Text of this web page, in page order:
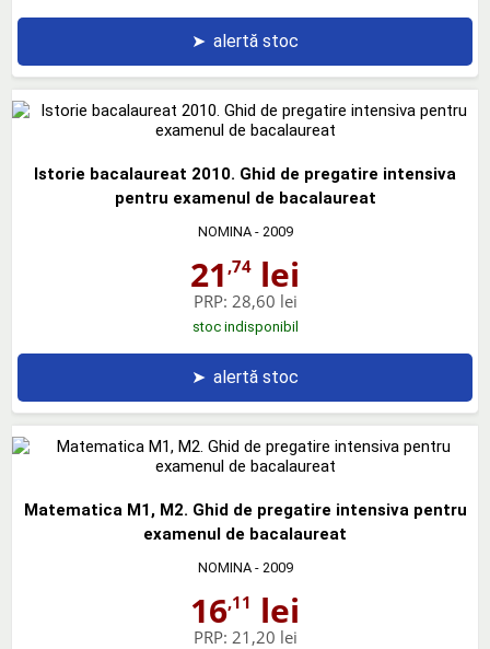
➤ alertă stoc
Istorie bacalaureat 2010. Ghid de pregatire intensiva
pentru examenul de bacalaureat
NOMINA- 2009
21 ,74 lei
PRP: 28,60 lei
stoc indisponibil
➤ alertă stoc
Matematica M1, M2. Ghid de pregatire intensiva pentru
examenul de bacalaureat
NOMINA- 2009
16,11 lei
PRP: 21,20 lei